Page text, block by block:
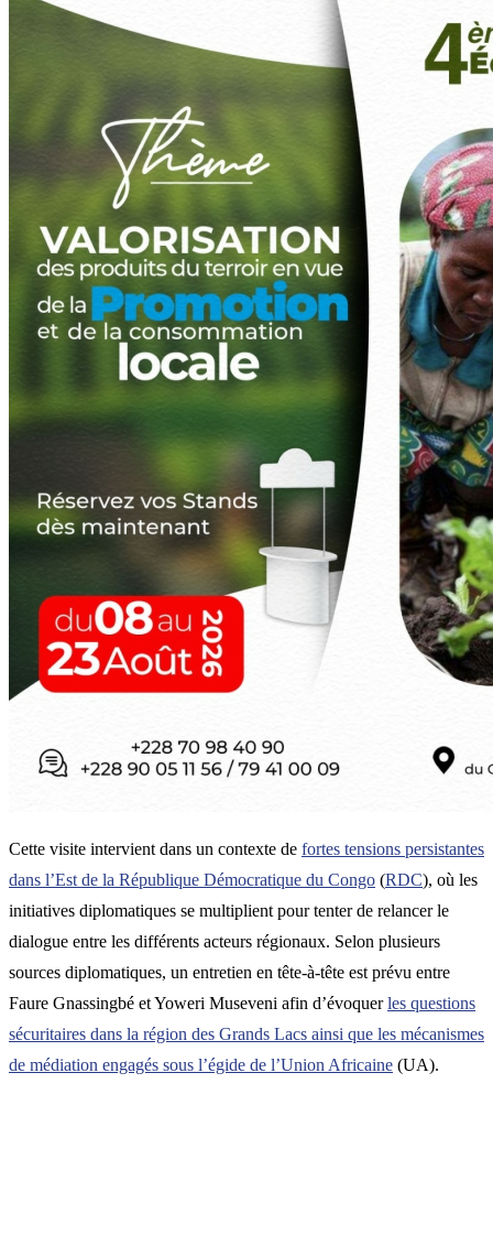
Cette visite intervient dans un contexte de fortes tensions persistantes
dans l’Est de la République Démocratique du Congo (RDC), où les
initiatives diplomatiques se multiplient pour tenter de relancer le
dialogue entre les différents acteurs régionaux. Selon plusieurs
sources diplomatiques, un entretien en tête-à-tête est prévu entre
Faure Gnassingbé et Yoweri Museveni afin d’évoquerles questions
sécuritaires dans la région des Grands Lacs ainsi que les mécanismes
de médiation engagés sous l’égide de l’Union Africaine (UA).